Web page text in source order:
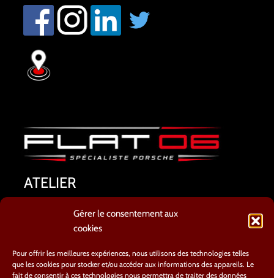
Gérer le consentement aux
cookies
Pour offrir les meilleures expériences, nous utilisons des technologies telles
que les cookies pour stocker et/ou accéder aux informations des appareils. Le
fait de consentir à ces technologies nous permettra de traiter des données
ATELIER
06800 CAGNES SUR MER
TEL : 04.93.20.66.54
contact@flat06.fr